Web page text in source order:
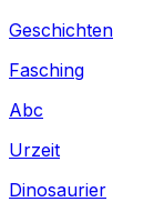
Geschichten
Fasching
Abc
Urzeit
Dinosaurier